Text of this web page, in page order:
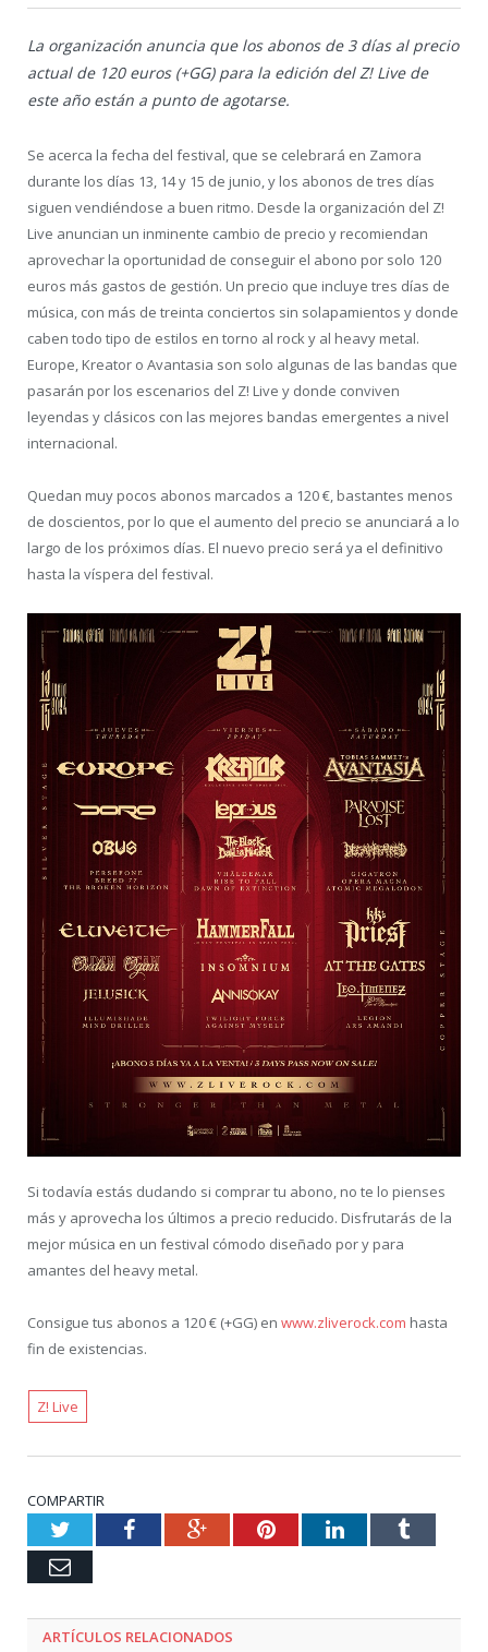
La organización anuncia que los abonos de 3 días al precio
actual de 120 euros (+GG) para la edición del Z! Live de
este año están a punto de agotarse.
Se acerca la fecha del festival, que se celebrará en Zamora
durante los días 13, 14 y 15 de junio, y los abonos de tres días
siguen vendiéndose a buen ritmo. Desde la organización del Z!
Live anuncian un inminente cambio de precio y recomiendan
aprovechar la oportunidad de conseguir el abono por solo 120
euros más gastos de gestión. Un precio que incluye tres días de
música, con más de treinta conciertos sin solapamientos y donde
caben todo tipo de estilos en torno al rock y al heavy metal.
Europe, Kreator o Avantasia son solo algunas de las bandas que
pasarán por los escenarios del Z! Live y donde conviven
leyendas y clásicos con las mejores bandas emergentes a nivel
internacional.
Quedan muy pocos abonos marcados a 120 €, bastantes menos
de doscientos, por lo que el aumento del precio se anunciará a lo
largo de los próximos días. El nuevo precio será ya el definitivo
hasta la víspera del festival.
Si todavía estás dudando si comprar tu abono, no te lo pienses
más y aprovecha los últimos a precio reducido. Disfrutarás de la
mejor música en un festival cómodo diseñado por y para
amantes del heavy metal.
Consigue tus abonos a 120 € (+GG) en www.zliverock.com hasta
fin de existencias.
Z! Live
COMPARTIR
TwitterFacebookGoogle+PinterestLinkedInTumblr
Email
ARTÍCULOS RELACIONADOS